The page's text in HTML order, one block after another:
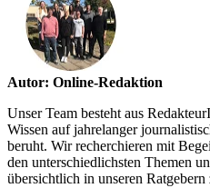
Autor: Online-Redaktion
Unser Team besteht aus
Wissen auf jahrelanger
beruht. Wir recherchieren mit
den unterschiedlichsten Themen
übersichtlich in unseren Ratgebern